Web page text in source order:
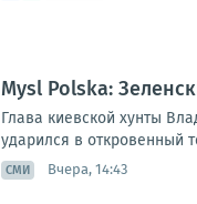
Mysl Polska:
Глава киевской хунты
ударился в откровенный
СМИ Вчера, 14:43